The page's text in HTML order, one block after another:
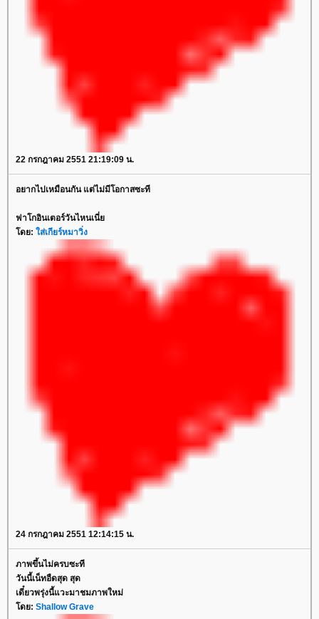
22 กรกฎาคม 2551 21:19:09 น.
อยากไปเหมือนกัน แต่ไม่มีโอกาสซะที
ฟาโกอินเตอร์วันไหนเนี่ย
โดย: ใส่เกียร์หมาวิ่ง
24 กรกฎาคม 2551 12:14:15 น.
ภาพขึ้นไม่ครบซะที
วันนี้เน็ทอืดสุด สุด
เดี๋ยวพรุ่งนี้แวะมาชมภาพใหม่
โดย: Shallow Grave